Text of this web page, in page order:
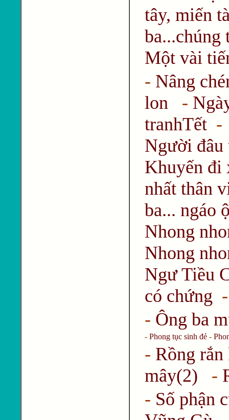
tây, miến
ba...chúng
Một vài
- Nâng
lon -
tranhTết
Người đâu
Khuyến đi
nhất thân
ba... ngáo
Nhong
Nhong
Ngư Tiều
có chứng
- Ông ba
- Phong tục sinh đẻ -
- Rồng
mây(2) -
- Số phận